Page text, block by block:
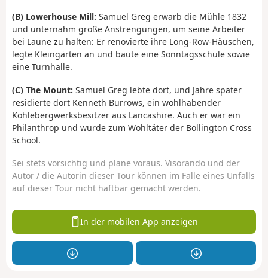
(B) Lowerhouse Mill: Samuel Greg erwarb die Mühle 1832
und unternahm große Anstrengungen, um seine Arbeiter
bei Laune zu halten: Er renovierte ihre Long-Row-Häuschen,
legte Kleingärten an und baute eine Sonntagsschule sowie
eine Turnhalle.
(C) The Mount: Samuel Greg lebte dort, und Jahre später
residierte dort Kenneth Burrows, ein wohlhabender
Kohlebergwerksbesitzer aus Lancashire. Auch er war ein
Philanthrop und wurde zum Wohltäter der Bollington Cross
School.
Sei stets vorsichtig und plane voraus. Visorando und der
Autor / die Autorin dieser Tour können im Falle eines Unfalls
auf dieser Tour nicht haftbar gemacht werden.
In der mobilen App anzeigen